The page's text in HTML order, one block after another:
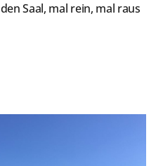
Saal, mal rein, mal raus